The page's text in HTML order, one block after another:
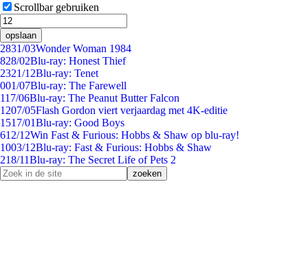
Scrollbar gebruiken
opslaan
2831/03Wonder Woman 1984
828/02Blu-ray: Honest Thief
2321/12Blu-ray: Tenet
001/07Blu-ray: The Farewell
117/06Blu-ray: The Peanut Butter Falcon
1207/05Flash Gordon viert verjaardag met 4K-editie
1517/01Blu-ray: Good Boys
612/12Win Fast & Furious: Hobbs & Shaw op blu-ray!
1003/12Blu-ray: Fast & Furious: Hobbs & Shaw
218/11Blu-ray: The Secret Life of Pets 2